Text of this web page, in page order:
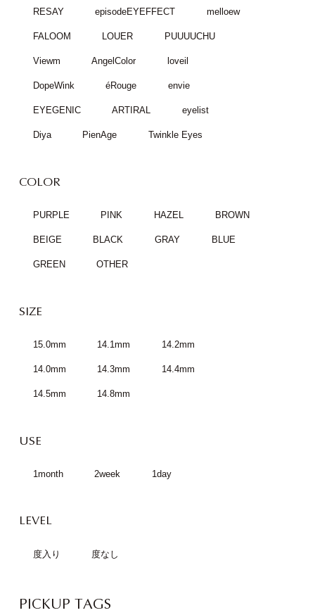
RESAY episodeEYEFFECT melloew
FALOOM LOUER PUUUUCHU
Viewm AngelColor loveil
DopeWink éRouge envie
EYEGENIC ARTIRAL eyelist
Diya PienAge Twinkle Eyes
COLOR
PURPLE PINK HAZEL BROWN
BEIGE BLACK GRAY BLUE
GREEN OTHER
SIZE
15.0mm 14.1mm 14.2mm
14.0mm 14.3mm 14.4mm
14.5mm 14.8mm
USE
1month 2week 1day
LEVEL
度入り 度なし
PICKUP TAGS